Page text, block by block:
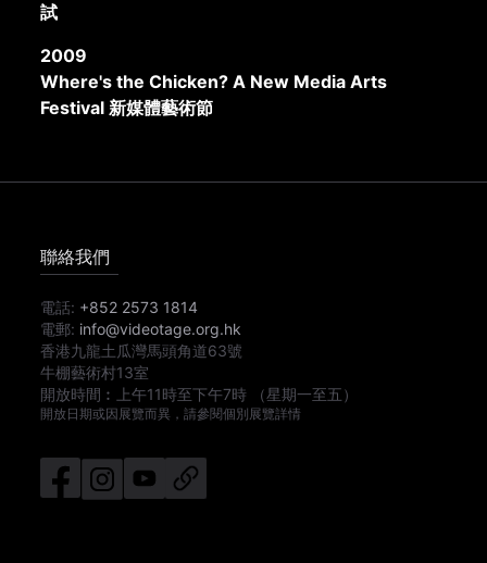
試
2009
Where's the Chicken? A New Media Arts
Festival 新媒體藝術節
聯絡我們
電話: +852 2573 1814
電郵: info@videotage.org.hk
香港九龍土瓜灣馬頭角道63號
牛棚藝術村13室
開放時間︰
上午11時至下午7時 （星期一至五）
開放日期或因展覽而異，請參閱個別展覽詳情